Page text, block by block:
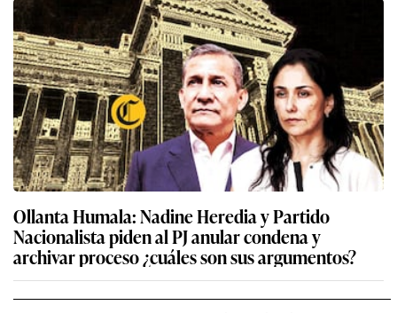
Ollanta Humala: Nadine Heredia y Partido
Nacionalista piden al PJ anular condena y
archivar proceso ¿cuáles son sus argumentos?